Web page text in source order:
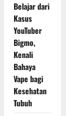
Belajar dari
Kasus
YouTuber
Bigmo,
Kenali
Bahaya
Vape bagi
Kesehatan
Tubuh